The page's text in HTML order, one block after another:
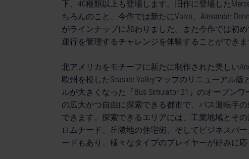
下、40種類以上も登場します。旧作に登場した
ちろんのこと、今作では新たにVolvo、Alexander
がラインナップに加わりました。また今作では初
運行を管理するチャレンジを体験することができま
北アメリカをモチーフに新たに制作された美しい
欧州を模したSeaside Valleyマップのリニューアル
ルが大きくなった『Bus Simulator 21』のオープン
の広大かつ自由に探索できる都市で、バス運転手
できます。探索できるエリアには、工業地域とそ
ロムナード、丘陵地の住宅街、そしてビジネスパ
ードもあり、様々なタイプのプレイヤーが好みに